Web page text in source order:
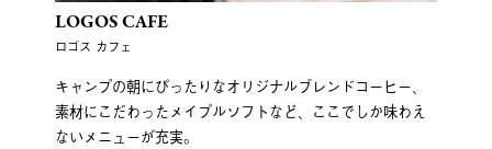
LOGOS CAFE
ロゴス カフェ
キャンプの朝にぴったりなオリジナルブレンドコーヒー、
素材にこだわったメイプルソフトなど、ここでしか味わえ
ないメニューが充実。